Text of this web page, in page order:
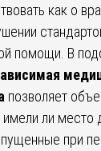
как о
помощи. В
позволяет
имели ли место
при